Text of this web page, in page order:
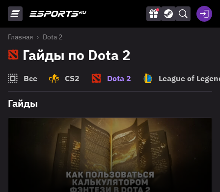
Главная Dota 2
Гайды по Dota 2
Все CS2 Dota 2 League of
Гайды